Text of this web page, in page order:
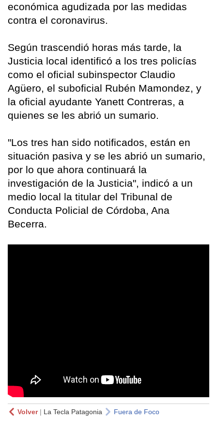
económica agudizada por las medidas
contra el coronavirus​.
Según trascendió horas más tarde, la
Justicia local identificó a los tres policías
como el oficial subinspector Claudio
Agüero, el suboficial Rubén Mamondez, y
la oficial ayudante Yanett Contreras, a
quienes se les abrió un sumario.
"Los tres han sido notificados, están en
situación pasiva y se les abrió un sumario,
por lo que ahora continuará la
investigación de la Justicia", indicó a un
medio local la titular del Tribunal de
Conducta Policial de Córdoba, Ana
Becerra.
Volver| La Tecla Patagonia Fuera de Foco